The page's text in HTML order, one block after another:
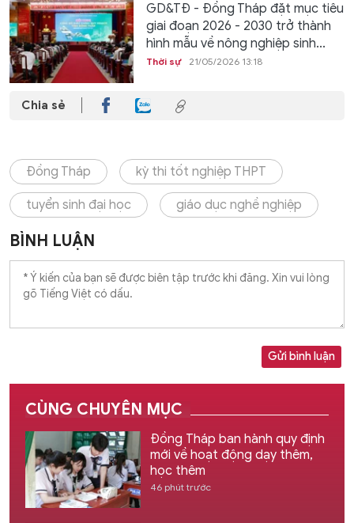
GD&TĐ - Đồng Tháp đặt mục tiêu
giai đoạn 2026 - 2030 trở thành
hình mẫu về nông nghiệp sinh...
Thời sự 21/05/2026 13:18
Chia sẻ
Đồng Tháp kỳ thi tốt nghiệp THPT
tuyển sinh đại học giáo dục nghề nghiệp
BÌNH LUẬN
Gửi bình luận
CÙNG CHUYÊN MỤC
Đồng Tháp ban hành quy định
mới về hoạt động dạy thêm,
học thêm
46 phút trước